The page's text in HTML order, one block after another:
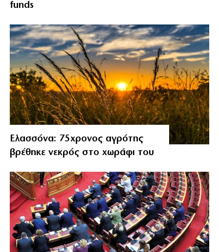
funds
Ελασσόνα: 75χρονος αγρότης
βρέθηκε νεκρός στο χωράφι του